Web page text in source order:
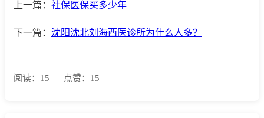
上一篇： 社保医保买多少年
下一篇： 沈阳沈北刘海西医诊所为什么人多？
阅读：15 点赞：15